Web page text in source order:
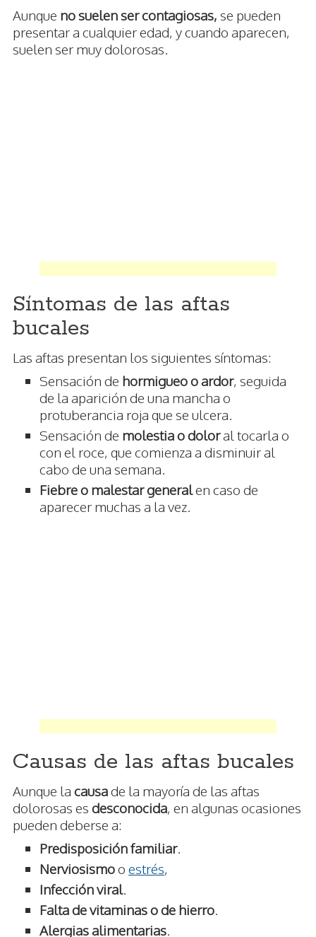
Aunque no suelen ser contagiosas, se pueden
presentar a cualquier edad, y cuando aparecen,
suelen ser muy dolorosas.
Síntomas de las aftas
bucales
Las aftas presentan los siguientes síntomas:
Sensación de hormigueo o ardor, seguida
de la aparición de una mancha o
protuberancia roja que se ulcera.
Sensación de molestia o doloral tocarla o
con el roce, que comienza a disminuir al
cabo de una semana.
Fiebre o malestar general en caso de
aparecer muchas a la vez.
Causas de las aftas bucales
Aunque la causade la mayoría de las aftas
dolorosas es desconocida, en algunas ocasiones
pueden deberse a:
Predisposición familiar.
Nerviosismoo estrés,
Infección viral
Falta de vitaminas o de hierro
Alergias alimentarias